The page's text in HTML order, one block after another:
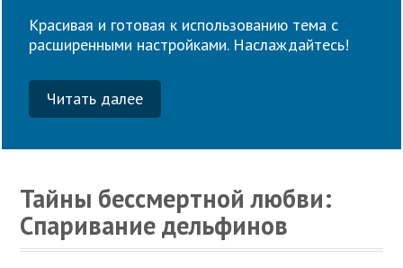
Красивая и готовая к использованию тема с
расширенными настройками. Наслаждайтесь!
Читать далее
Тайны бессмертной любви:
Спаривание дельфинов